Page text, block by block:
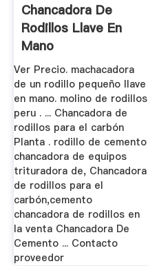
Chancadora De
Rodillos Llave En
Mano
Ver Precio. machacadora
de un rodillo pequeño llave
en mano. molino de rodillos
peru . ... Chancadora de
rodillos para el carbón
Planta . rodillo de cemento
chancadora de equipos
trituradora de, Chancadora
de rodillos para el
carbón,cemento
chancadora de rodillos en
la venta Chancadora De
Cemento ... Contacto
proveedor